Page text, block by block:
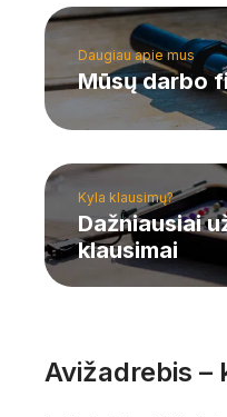
Daugiau apie mus
Mūsų darbo
Kyla klausimų?
Dažniausiai
klausimai
Avižadrebis –